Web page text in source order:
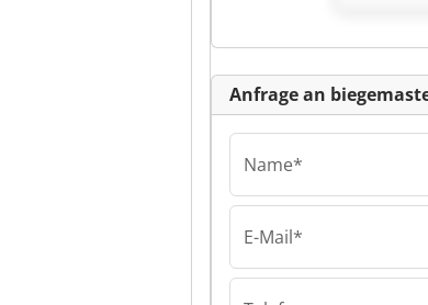
Anfrage an
Name*
E-Mail*